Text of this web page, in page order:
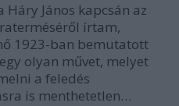
János kapcsán az
írtam,
1923-ban bemutatott
olyan művet, melyet
a feledés
is menthetetlen…